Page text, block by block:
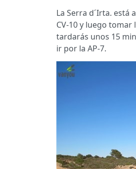
La Serra d´Irta. está
CV-10 y luego tomar
tardarás unos 15
ir por la AP-7.